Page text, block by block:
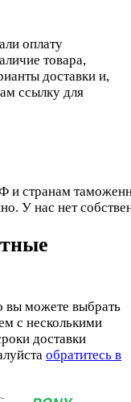
оплату
товара,
доставки и,
ссылку для
и странам
У нас нет
можете выбрать
с несколькими
доставки
обратитесь в